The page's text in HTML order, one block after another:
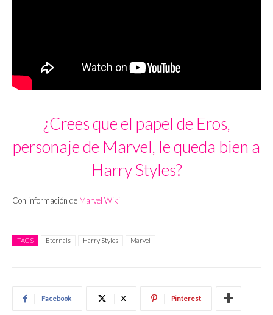
¿Crees que el papel de Eros,
personaje de Marvel, le queda bien a
Harry Styles?
Con información de Marvel Wiki
TAGS Eternals Harry Styles Marvel
Facebook X Pinterest